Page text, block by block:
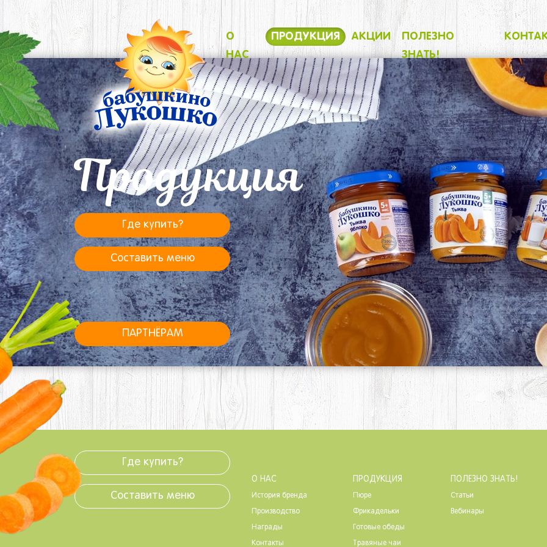
О
НАС
ПРОДУКЦИЯ АКЦИИ
ПОЛЕЗНО
ЗНАТЬ!
Продукция
Где купить?
Составить меню
ПАРТНЁРАМ
Где купить?
Составить меню
О НАС
История бренда
Производство
Награды
Контакты
ПРОДУКЦИЯ
Пюре
Фрикадельки
Готовые обеды
Травяные чаи
ПОЛЕЗНО ЗНАТЬ!
Статьи
Вебинары